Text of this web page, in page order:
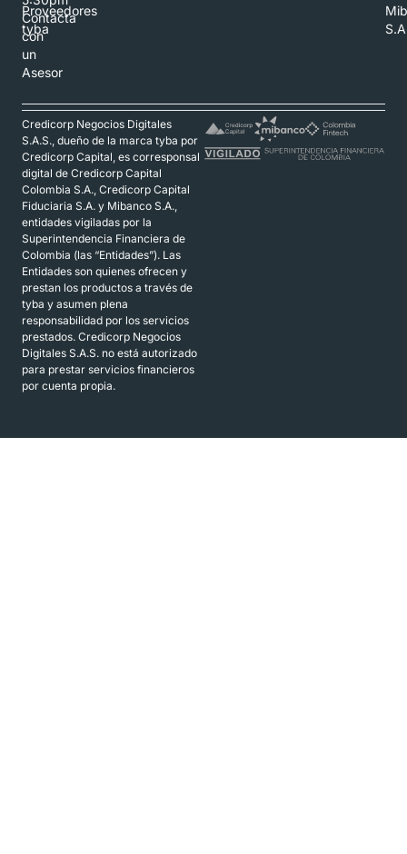
Contacta
con
un
Asesor
Proveedores
tyba
Credicorp Negocios Digitales
S.A.S., dueño de la marca tyba por
Credicorp Capital, es corresponsal
digital de Credicorp Capital
Colombia S.A., Credicorp Capital
Fiduciaria S.A. y Mibanco S.A.,
entidades vigiladas por la
Superintendencia Financiera de
Colombia (las “Entidades”). Las
Entidades son quienes ofrecen y
prestan los productos a través de
tyba y asumen plena
responsabilidad por los servicios
prestados. Credicorp Negocios
Digitales S.A.S. no está autorizado
para prestar servicios financieros
por cuenta propia.